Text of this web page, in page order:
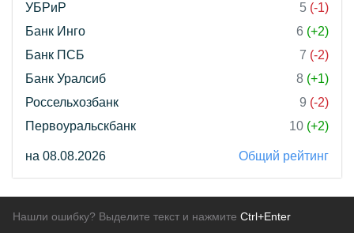
УБРиР
5 (-1)
Банк Инго
6 (+2)
Банк ПСБ
7 (-2)
Банк Уралсиб
8 (+1)
Россельхозбанк
9 (-2)
Первоуральскбанк
10 (+2)
на 08.08.2026 Общий рейтинг
Нашли ошибку? Выделите текст и нажмите Ctrl+Enter